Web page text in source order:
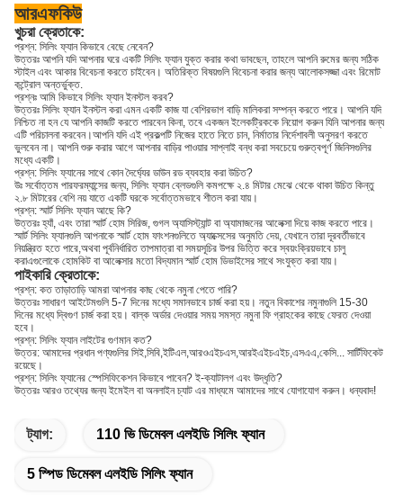
আরএফকিউ
খুচরা ক্রেতাকে:
প্রশ্ন: সিলিং ফ্যান কিভাবে বেছে নেবেন?
উত্তরঃ আপনি যদি আপনার ঘরে একটি সিলিং ফ্যান যুক্ত করার কথা ভাবছেন, তাহলে আপনি রুমের জন্য সঠিক
স্টাইল এবং আকার বিবেচনা করতে চাইবেন। অতিরিক্ত বিষয়গুলি বিবেচনা করার জন্য আলোকসজ্জা এবং রিমোট
কন্ট্রোল অন্তর্ভুক্ত.
প্রশ্নঃ আমি কিভাবে সিলিং ফ্যান ইনস্টল করব?
উত্তরঃ সিলিং ফ্যান ইনস্টল করা এমন একটি কাজ যা বেশিরভাগ বাড়ি মালিকরা সম্পন্ন করতে পারে। আপনি যদি
নিশ্চিত না হন যে আপনি কাজটি করতে পারবেন কিনা, তবে একজন ইলেকট্রিককে নিয়োগ করুন যিনি আপনার জন্য
এটি পরিচালনা করবেন।আপনি যদি এই প্রকল্পটি নিজের হাতে নিতে চান, নির্মাতার নির্দেশাবলী অনুসরণ করতে
ভুলবেন না। আপনি শুরু করার আগে আপনার বাড়ির পাওয়ার সাপ্লাই বন্ধ করা সবচেয়ে গুরুত্বপূর্ণ জিনিসগুলির
মধ্যে একটি।
প্রশ্ন: সিলিং ফ্যানের সাথে কোন দৈর্ঘ্যের ডাউন রড ব্যবহার করা উচিত?
উঃ সর্বোত্তম পারফরম্যান্সের জন্য, সিলিং ফ্যান ব্লেডগুলি কমপক্ষে ২.৪ মিটার মেঝে থেকে থাকা উচিত কিন্তু
২.৮ মিটারের বেশি নয় যাতে একটি ঘরকে সর্বোত্তমভাবে শীতল করা যায়।
প্রশ্ন: স্মার্ট সিলিং ফ্যান আছে কি?
উত্তরঃ হ্যাঁ, এবং তারা স্মার্ট হোম সিরিজ, গুগল অ্যাসিস্ট্যান্ট বা অ্যামাজনের আলেক্সা দিয়ে কাজ করতে পারে।
স্মার্ট সিলিং ফ্যানগুলি আপনাকে স্মার্ট হোম ফাংশনগুলিতে অ্যাক্সেসের অনুমতি দেয়, যেখানে তারা দূরবর্তীভাবে
নিয়ন্ত্রিত হতে পারে,অথবা পূর্বনির্ধারিত তাপমাত্রা বা সময়সূচির উপর ভিত্তি করে স্বয়ংক্রিয়ভাবে চালু
করাএগুলোকে হোমকিট বা আলেক্সার মতো বিদ্যমান স্মার্ট হোম ডিভাইসের সাথে সংযুক্ত করা যায়।
পাইকারি ক্রেতাকে:
প্রশ্ন: কত তাড়াতাড়ি আমরা আপনার কাছ থেকে নমুনা পেতে পারি?
উত্তরঃ সাধারণ আইটেমগুলি 5-7 দিনের মধ্যে সমানভাবে চার্জ করা হয়। নতুন বিকাশের নমুনাগুলি 15-30
দিনের মধ্যে দ্বিগুণ চার্জ করা হয়। বাল্ক অর্ডার দেওয়ার সময় সমস্ত নমুনা ফি গ্রাহকের কাছে ফেরত দেওয়া
হবে।
প্রশ্ন: সিলিং ফ্যান লাইটের গুণমান কত?
উত্তর: আমাদের প্রধান পণ্যগুলির সিই,সিবি,ইটিএল,আরওএইচএস,আরইএইচএইচ,এসএএ,কেসি... সার্টিফিকেট
রয়েছে।
প্রশ্ন: সিলিং ফ্যানের স্পেসিফিকেশন কিভাবে পাবেন? ই-ক্যাটালগ এবং উদ্ধৃতি?
উত্তরঃ আরও তথ্যের জন্য ইমেইল বা অনলাইন চ্যাট এর মাধ্যমে আমাদের সাথে যোগাযোগ করুন। ধন্যবাদ!
ট্যাগ: 110 ভি ডিমেবল এলইডি সিলিং ফ্যান
5 স্পিড ডিমেবল এলইডি সিলিং ফ্যান